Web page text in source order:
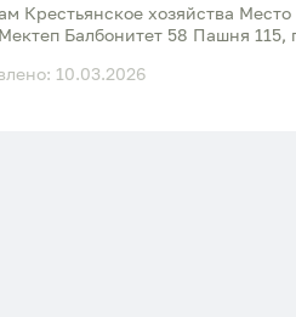
Крестьянское хозяйства
Балбонитет 58 Пашня 115,
10.03.2026